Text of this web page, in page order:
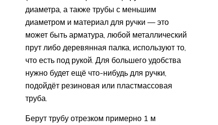
диаметра, а также трубы с меньшим
диаметром и материал для ручки — это
может быть арматура, любой металлический
прут либо деревянная палка, используют то,
что есть под рукой. Для большего удобства
нужно будет ещё что-нибудь для ручки,
подойдёт резиновая или пластмассовая
труба.
Берут трубу отрезком примерно 1 м